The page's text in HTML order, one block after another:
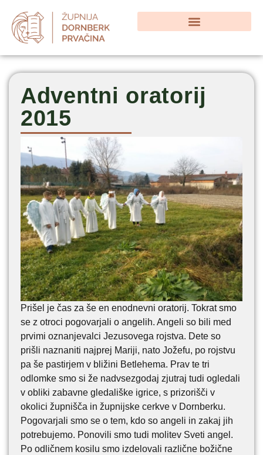
Adventni oratorij
2015
Prišel je čas za še en enodnevni oratorij. Tokrat smo
se z otroci pogovarjali o angelih. Angeli so bili med
prvimi oznanjevalci Jezusovega rojstva. Dete so
prišli naznaniti najprej Mariji, nato Jožefu, po rojstvu
pa še pastirjem v bližini Betlehema. Prav te tri
odlomke smo si že nadvsezgodaj zjutraj tudi ogledali
v obliki zabavne gledališke igrice, s prizorišči v
okolici župnišča in župnijske cerkve v Dornberku.
Pogovarjali smo se o tem, kdo so angeli in zakaj jih
potrebujemo. Ponovili smo tudi molitev Sveti angel.
Po odličnem kosilu smo izdelovali različne božične